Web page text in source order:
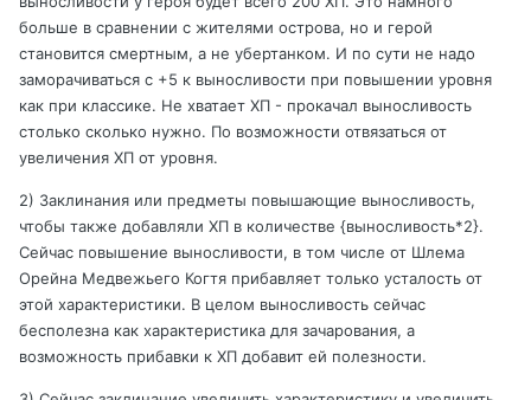
больше в сравнении с жителями острова, но и герой
становится смертным, а не убертанком. И по сути не надо
заморачиваться с +5 к выносливости при повышении уровня
как при классике. Не хватает ХП - прокачал выносливость
столько сколько нужно. По возможности отвязаться от
увеличения ХП от уровня.
2) Заклинания или предметы повышающие выносливость,
чтобы также добавляли ХП в количестве {выносливость*2}.
Сейчас повышение выносливости, в том числе от Шлема
Орейна Медвежьего Когтя прибавляет только усталость от
этой характеристики. В целом выносливость сейчас
бесполезна как характеристика для зачарования, а
возможность прибавки к ХП добавит ей полезности.